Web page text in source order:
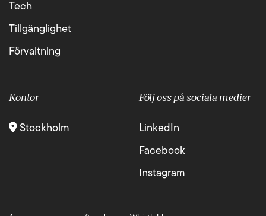
Tech
Tillgänglighet
Förvaltning
Kontor
Stockholm
Följ oss på sociala medier
LinkedIn
Facebook
Instagram